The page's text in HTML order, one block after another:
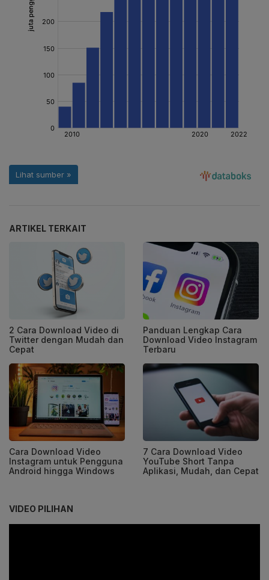
ARTIKEL TERKAIT
2 Cara Download Video di
Twitter dengan Mudah dan
Cepat
Panduan Lengkap Cara
Download Video Instagram
Terbaru
Cara Download Video
Instagram untuk Pengguna
Android hingga Windows
7 Cara Download Video
YouTube Short Tanpa
Aplikasi, Mudah, dan Cepat
VIDEO PILIHAN